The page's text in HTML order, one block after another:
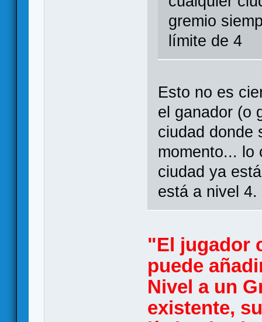
gremio
límite de 4
Esto no es
el ganador (o
ciudad donde
momento... lo
ciudad ya
está a nivel 4.
"El jugador
puede
Nivel a un
existente,